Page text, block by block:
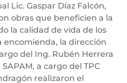
Lic. Gaspar Díaz Falcón,
obras que beneficien a la
la calidad de vida de los
encomienda, la dirección
del Ing. Rubén Herrera
a cargo del TPC
realizaron el